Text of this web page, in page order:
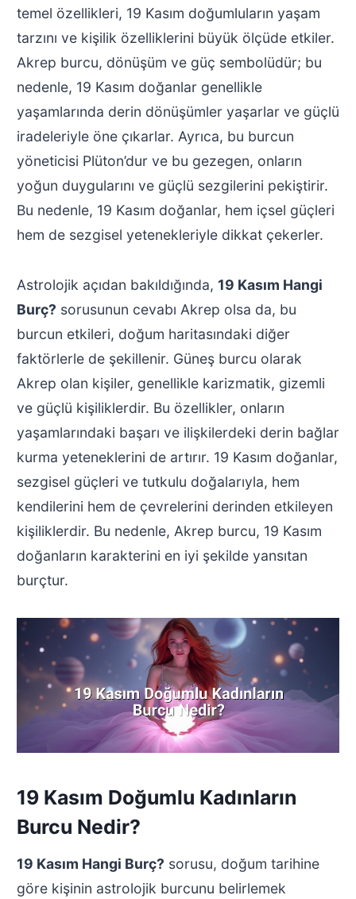
temel özellikleri, 19 Kasım doğumluların yaşam
tarzını ve kişilik özelliklerini büyük ölçüde etkiler.
Akrep burcu, dönüşüm ve güç sembolüdür; bu
nedenle, 19 Kasım doğanlar genellikle
yaşamlarında derin dönüşümler yaşarlar ve güçlü
iradeleriyle öne çıkarlar. Ayrıca, bu burcun
yöneticisi Plüton’dur ve bu gezegen, onların
yoğun duygularını ve güçlü sezgilerini pekiştirir.
Bu nedenle, 19 Kasım doğanlar, hem içsel güçleri
hem de sezgisel yetenekleriyle dikkat çekerler.
Astrolojik açıdan bakıldığında, 19 Kasım Hangi
Burç? sorusunun cevabı Akrep olsa da, bu
burcun etkileri, doğum haritasındaki diğer
faktörlerle de şekillenir. Güneş burcu olarak
Akrep olan kişiler, genellikle karizmatik, gizemli
ve güçlü kişiliklerdir. Bu özellikler, onların
yaşamlarındaki başarı ve ilişkilerdeki derin bağlar
kurma yeteneklerini de artırır. 19 Kasım doğanlar,
sezgisel güçleri ve tutkulu doğalarıyla, hem
kendilerini hem de çevrelerini derinden etkileyen
kişiliklerdir. Bu nedenle, Akrep burcu, 19 Kasım
doğanların karakterini en iyi şekilde yansıtan
burçtur.
19 Kasım Doğumlu Kadınların
Burcu Nedir?
19 Kasım Hangi Burç? sorusu, doğum tarihine
göre kişinin astrolojik burcunu belirlemek